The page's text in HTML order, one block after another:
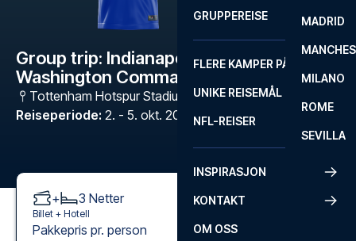
MADRID
MILANO
ROME
SEVILLA
GRUPPEREISE
FLERE KAMPER PÅ ÉN REISE
UNIKE REISEMÅL
NFL-REISER
INSPIRASJON
KONTAKT
OM OSS
Group trip: Indianapolis Colts -
Washington Commanders (3 nætter)
Tottenham Hotspur Stadium, NFL,London
Reiseperiode: 2. - 5. okt. 2026
+ 3 Netter
Billet + Hotell
Pakkepris pr. person